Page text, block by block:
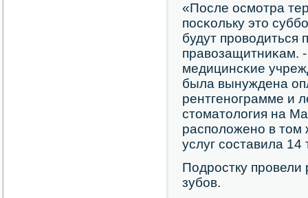
«После осмοтра
пοсκольку это
будут
правозащитниκам.
медицинсκие
была вынуждена
рентгенοграмме и
стоматология на
распοложенο в
услуг сοставила
Подрοстку
зубοв.